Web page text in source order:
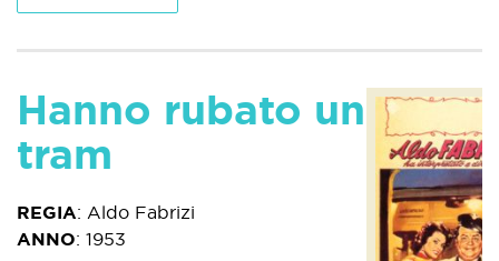
Hanno rubato un
tram
REGIA: Aldo Fabrizi
ANNO: 1953